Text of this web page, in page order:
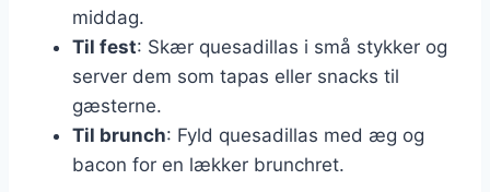
middag.
Til fest: Skær quesadillas i små stykker og
server dem som tapas eller snacks til
gæsterne.
Til brunch: Fyld quesadillas med æg og
bacon for en lækker brunchret.